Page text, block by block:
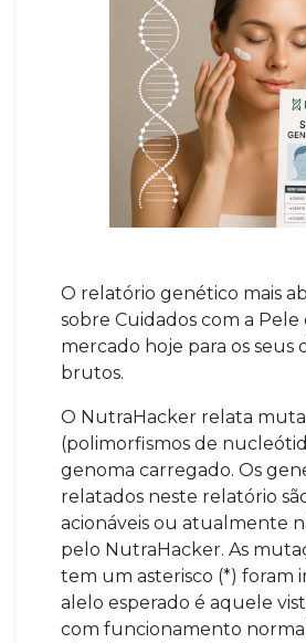
O relatório genético mais
sobre Cuidados com a
mercado hoje para os seus
brutos.
O NutraHacker relata
(polimorfismos de
genoma carregado. Os
relatados neste relatório
acionáveis ou atualmente
pelo NutraHacker. As
tem um asterisco (*) foram
alelo esperado é aquele
com funcionamento